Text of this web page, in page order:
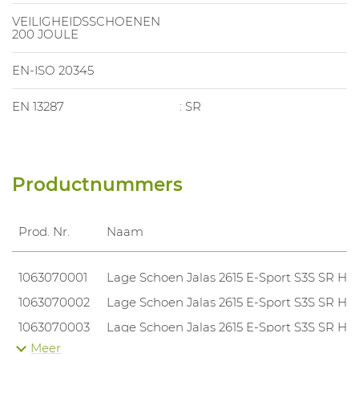
VEILIGHEIDSSCHOENEN
200 JOULE
EN-ISO 20345
EN 13287 : SR
Productnummers
Prod. Nr. Naam
1063070001
Lage Schoen Jalas 2615 E-Sport S3S SR HI
1063070002
Lage Schoen Jalas 2615 E-Sport S3S SR HI
1063070003
Lage Schoen Jalas 2615 E-Sport S3S SR HI
1063070004
Meer